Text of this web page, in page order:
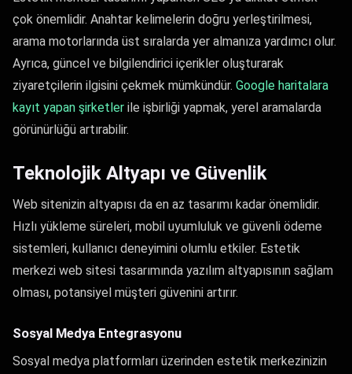
çok önemlidir. Anahtar kelimelerin doğru yerleştirilmesi,
arama motorlarında üst sıralarda yer almanıza yardımcı olur.
Ayrıca, güncel ve bilgilendirici içerikler oluşturarak
ziyaretçilerin ilgisini çekmek mümkündür. Google haritalara
kayıt yapan şirketler ile işbirliği yapmak, yerel aramalarda
görünürlüğü artırabilir.
Teknolojik Altyapı ve Güvenlik
Web sitenizin altyapısı da en az tasarımı kadar önemlidir.
Hızlı yükleme süreleri, mobil uyumluluk ve güvenli ödeme
sistemleri, kullanıcı deneyimini olumlu etkiler. Estetik
merkezi web sitesi tasarımında yazılım altyapısının sağlam
olması, potansiyel müşteri güvenini artırır.
Sosyal Medya Entegrasyonu
Sosyal medya platformları üzerinden estetik merkezinizin